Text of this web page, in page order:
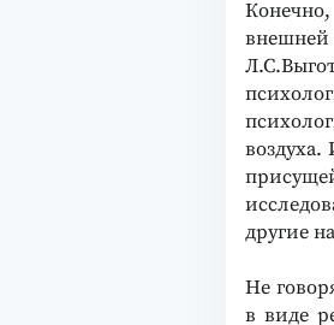
воздуха.
другие
Не
в виде